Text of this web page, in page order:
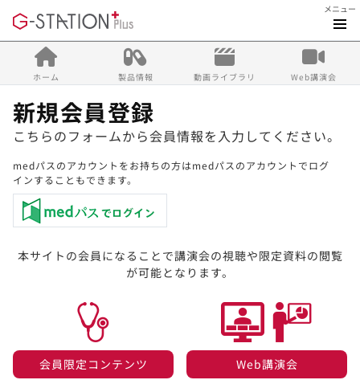
メニュー
ホーム 製品情報 動画ライブラリ Web講演会
新規会員登録
こちらのフォームから会員情報を入力してください。
medパスのアカウントをお持ちの方はmedパスのアカウントでログ
インすることもできます。
本サイトの会員になることで講演会の視聴や限定資料の閲覧
が可能となります。
会員限定コンテンツ​
Web講演会​